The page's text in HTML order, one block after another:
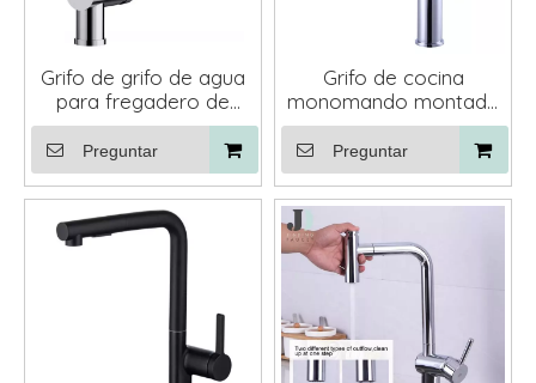
Grifo de grifo de agua
para fregadero de
cocina extraíble con
montaje en cubierta
Preguntar
Grifo de cocina
monomando montado
en cubierta con
rotación de 360 ​​grados,
extraíble, cromado
Preguntar